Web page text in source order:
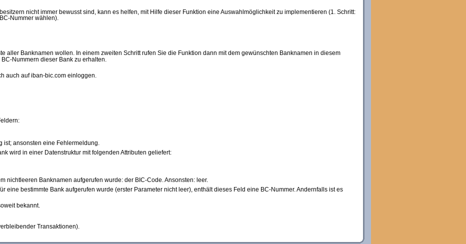
nicht immer bewusst sind, kann es helfen, mit Hilfe dieser Funktion eine Auswahlmöglichkeit zu implementieren (1. Schritt:
Nummer wählen).
aller Banknamen wollen. In einem zweiten Schritt rufen Sie die Funktion dann mit dem gewünschten Banknamen in diesem
Nummern dieser Bank zu erhalten.
auch auf iban-bic.com einloggen.
ist; ansonsten eine Fehlermeldung.
wird in einer Datenstruktur mit folgenden Attributen geliefert:
nichtleeren Banknamen aufgerufen wurde: der BIC-Code. Ansonsten: leer.
eine bestimmte Bank aufgerufen wurde (erster Parameter nicht leer), enthält dieses Feld eine BC-Nummer. Andernfalls ist es
bekannt.
Transaktionen).